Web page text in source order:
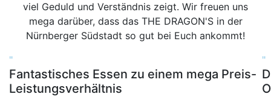
viel Geduld und Verständnis zeigt. Wir freuen uns
mega darüber, dass das THE DRAGON'S in der
Nürnberger Südstadt so gut bei Euch ankommt!
"
Fantastisches Essen zu einem mega Preis-
Leistungsverhältnis
"